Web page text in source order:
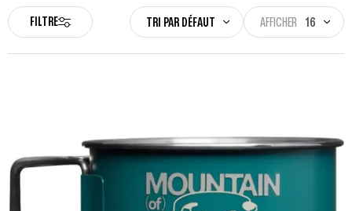
FILTRE TRI PAR DÉFAUT AFFICHER 16